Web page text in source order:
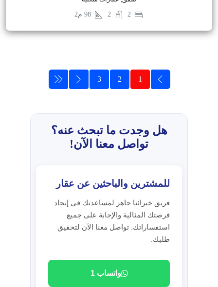
2
2
98 م2
1
2
3
هل وجدت ما تبحث عنه؟
تواصل معنا الآن!
للمشترين والباحثين عن عقار
فريق خبرائنا جاهز لمساعدتك في إيجاد
فرصتك المثالية والإجابة على جميع
استفساراتك. تواصل معنا الآن لتحقيق
طلبك.
واتساب 1